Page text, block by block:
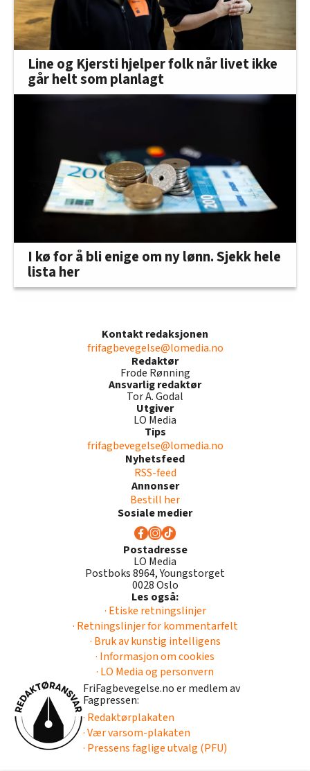
Line og Kjersti hjelper folk når livet ikke
går helt som planlagt
I kø for å bli enige om ny lønn. Sjekk hele
lista her
Kontakt redaksjonen
frifagbevegelse@lomedia.no
Redaktør
Frode Rønning
Ansvarlig redaktør
Tor A. Godal
Utgiver
LO Media
Tips
frifagbevegelse@lomedia.no
Nyhetsfeed
RSS-feed
Annonser
Bestill her
Sosiale medier
Postadresse
LO Media
Postboks 8964, Youngstorget
0028 Oslo
Les også:
· Etiske retningslinjer
· Retningslinjer for kommentarfelt
· Bruk av kunstig intelligens
· Informasjon om cookies
· LO Media og personvern
FriFagbevegelse.no er medlem av
Fagpressen:
· Redaktørplakaten
· Vær varsom-plakaten
· Pressens faglige utvalg (PFU)